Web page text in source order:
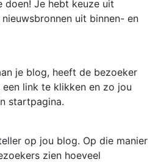
Je hebt keuze uit
uit binnen- en
je blog, heeft de bezoeker
link te klikken en zo jou
startpagina.
op jou blog. Op die manier
zien hoeveel